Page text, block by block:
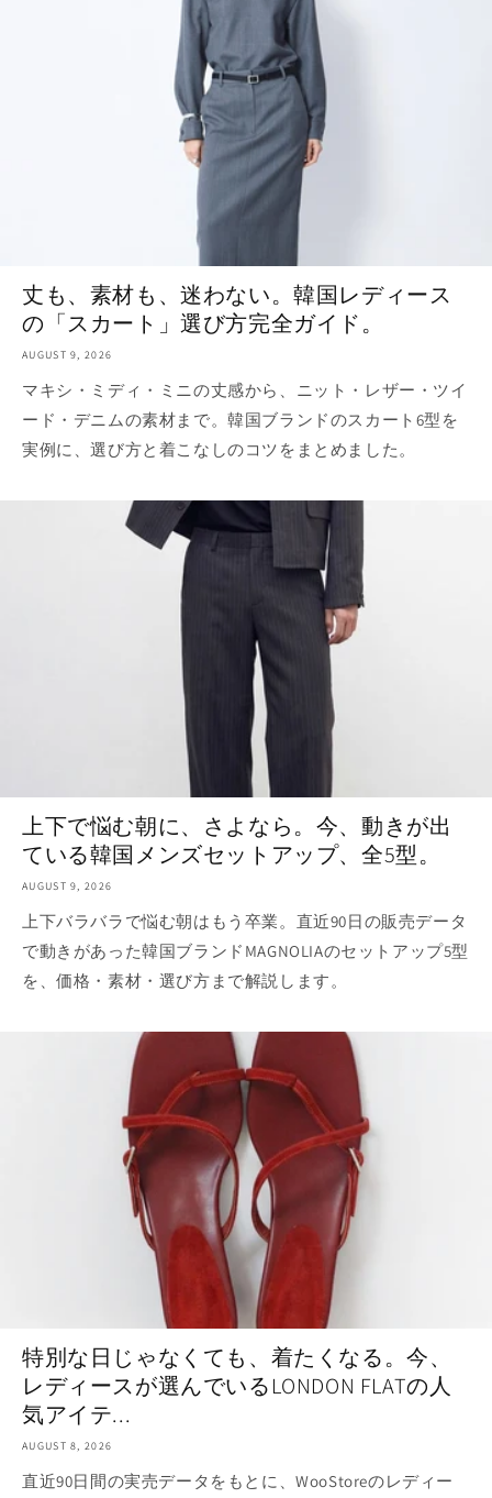
丈も、素材も、迷わない。韓国レディース
の「スカート」選び方完全ガイド。
AUGUST 9, 2026
マキシ・ミディ・ミニの丈感から、ニット・レザー・ツイ
ード・デニムの素材まで。韓国ブランドのスカート6型を
実例に、選び方と着こなしのコツをまとめました。
上下で悩む朝に、さよなら。今、動きが出
ている韓国メンズセットアップ、全5型。
AUGUST 9, 2026
上下バラバラで悩む朝はもう卒業。直近90日の販売データ
で動きがあった韓国ブランドMAGNOLIAのセットアップ5型
を、価格・素材・選び方まで解説します。
特別な日じゃなくても、着たくなる。今、
レディースが選んでいるLONDON FLATの人
気アイテ...
AUGUST 8, 2026
直近90日間の実売データをもとに、WooStoreのレディー